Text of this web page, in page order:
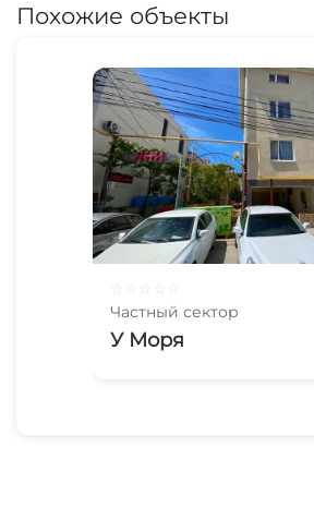
Похожие объекты
Частный сектор
У Моря